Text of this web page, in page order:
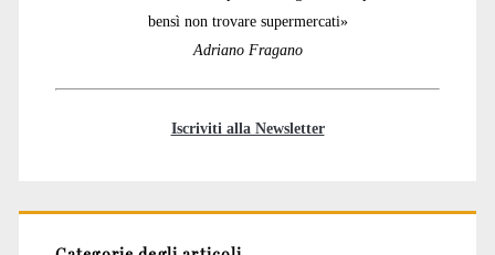
bensì non trovare supermercati»
Adriano Fragano
Iscriviti alla Newsletter